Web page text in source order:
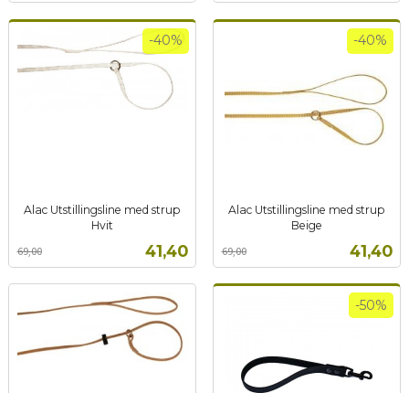
Alac Utstillingsline med strup
Hvit
Tilbud
41,40
69,00
-40%
mva.
Alac Utstillingsline med strup
Beige
Tilbud
41,40
69,00
-40%
mva.
-50%